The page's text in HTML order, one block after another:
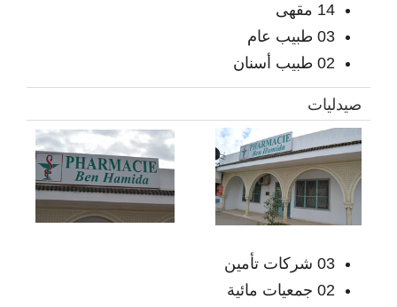
14 مقهى
03 طبيب عام
02 طبيب أسنان
صيدليات
03 شركات تأمين
02 جمعيات مائية